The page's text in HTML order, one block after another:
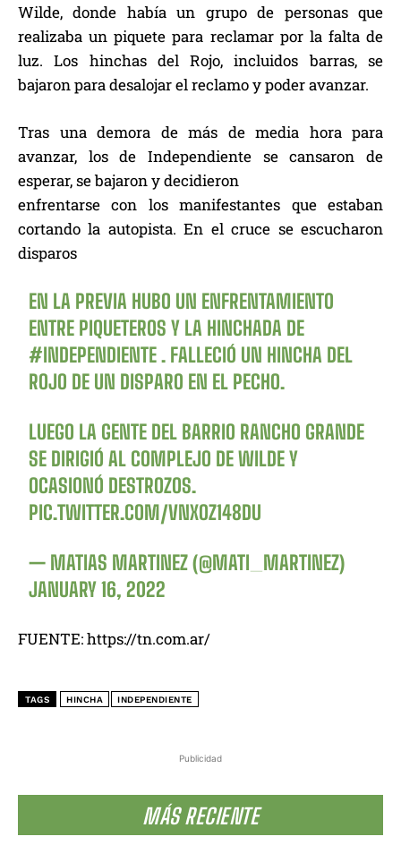
Publicidad
MÁS RECIENTE
Wilde, donde había un grupo de personas que
realizaba un piquete para reclamar por la falta de
luz. Los hinchas del Rojo, incluidos barras, se
bajaron para desalojar el reclamo y poder avanzar.
Tras una demora de más de media hora para
avanzar, los de Independiente se cansaron de
esperar, se bajaron y decidieron
enfrentarse con los manifestantes que estaban
cortando la autopista. En el cruce se escucharon
disparos
EN LA PREVIA HUBO UN ENFRENTAMIENTO
ENTRE PIQUETEROS Y LA HINCHADA DE
#INDEPENDIENTE. FALLECIÓ UN HINCHA DEL
ROJO DE UN DISPARO EN EL PECHO.
LUEGO LA GENTE DEL BARRIO RANCHO GRANDE
SE DIRIGIÓ AL COMPLEJO DE WILDE Y
OCASIONÓ DESTROZOS.
PIC.TWITTER.COM/VNXOZ148DU
— MATIAS MARTINEZ (@MATI_MARTINEZ)
JANUARY 16, 2022
FUENTE: https://tn.com.ar/
TAGS HINCHA INDEPENDIENTE